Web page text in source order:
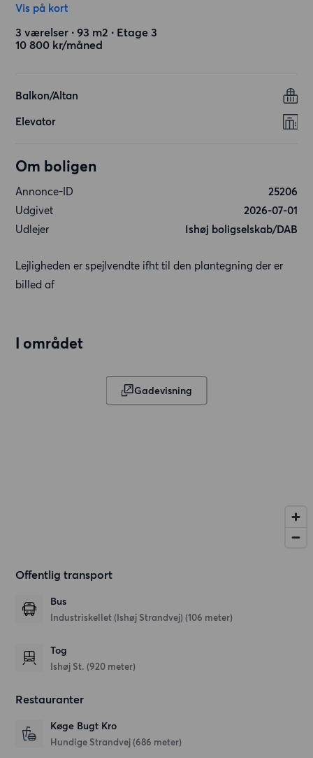
Vis på kort
3 værelser ∙ 93 m2 ∙ Etage 3
10 800 kr/måned
Balkon/Altan
Elevator
Om boligen
Annonce-ID
25206
Udgivet
2026-07-01
Udlejer
Ishøj boligselskab/DAB
Lejligheden er spejlvendte ifht til den plantegning der er
billed af
I området
Gadevisning
Offentlig transport
Bus
Industriskellet (Ishøj Strandvej) (106 meter)
Tog
Ishøj St. (920 meter)
Restauranter
Køge Bugt Kro
Hundige Strandvej (686 meter)